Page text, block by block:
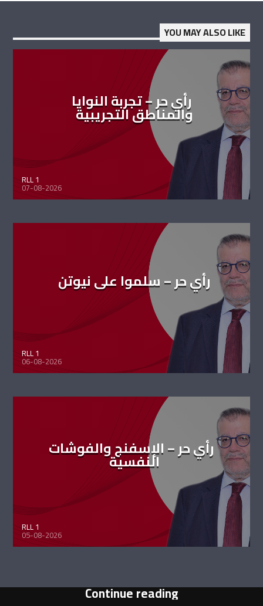
YOU MAY ALSO LIKE
رأي حر – تجربة النوايا
والمناطق التجريبية
RLL 1
07-08-2026
رأي حر – سلموا على نيوتن
RLL 1
06-08-2026
رأي حر – الإسفنج والفوشات
النفسية
RLL 1
05-08-2026
Continue reading